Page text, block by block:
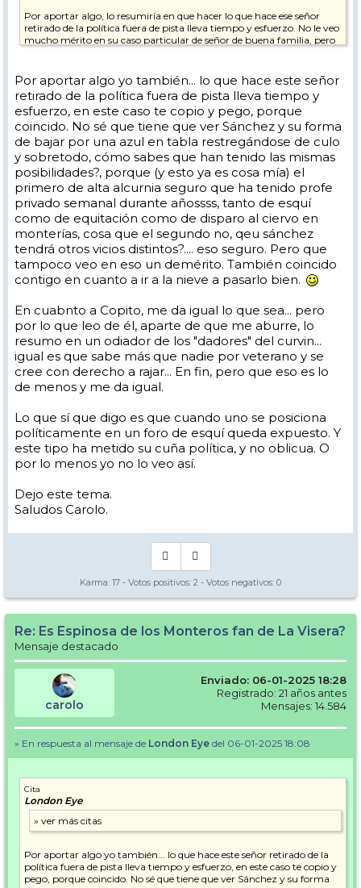
Por aportar algo, lo resumiría en que hacer lo que hace ese señor
retirado de la política fuera de pista lleva tiempo y esfuerzo. No le veo
mucho mérito en su caso particular de señor de buena familia, pero
a pasarlo bien, y ya.
Por aportar algo yo también... lo que hace este señor
retirado de la política fuera de pista lleva tiempo y
esfuerzo, en este caso te copio y pego, porque
coincido. No sé que tiene que ver Sánchez y su forma
de bajar por una azul en tabla restregándose de culo
y sobretodo, cómo sabes que han tenido las mismas
posibilidades?, porque (y esto ya es cosa mía) el
primero de alta alcurnia seguro que ha tenido profe
privado semanal durante añossss, tanto de esquí
como de equitación como de disparo al ciervo en
monterías, cosa que el segundo no, qeu sánchez
tendrá otros vicios distintos?.... eso seguro. Pero que
tampoco veo en eso un demérito. También coincido
contigo en cuanto a ir a la nieve a pasarlo bien.
En cuabnto a Copito, me da igual lo que sea... pero
por lo que leo de él, aparte de que me aburre, lo
resumo en un odiador de los "dadores" del curvin...
igual es que sabe más que nadie por veterano y se
cree con derecho a rajar... En fin, pero que eso es lo
de menos y me da igual.
Lo que sí que digo es que cuando uno se posiciona
políticamente en un foro de esquí queda expuesto. Y
este tipo ha metido su cuña política, y no oblicua. O
por lo menos yo no lo veo así.
Dejo este tema.
Saludos Carolo.
Karma: 17 - Votos positivos: 2 - Votos negativos: 0
Re: Es Espinosa de los Monteros fan de La Visera?
Mensaje destacado
carolo
Enviado: 06-01-2025 18:28
Registrado: 21 años antes
Mensajes: 14.584
» En respuesta al mensaje de London Eye del 06-01-2025 18:08
Cita
London Eye
Por aportar algo yo también... lo que hace este señor retirado de la
política fuera de pista lleva tiempo y esfuerzo, en este caso te copio y
pego, porque coincido. No sé que tiene que ver Sánchez y su forma